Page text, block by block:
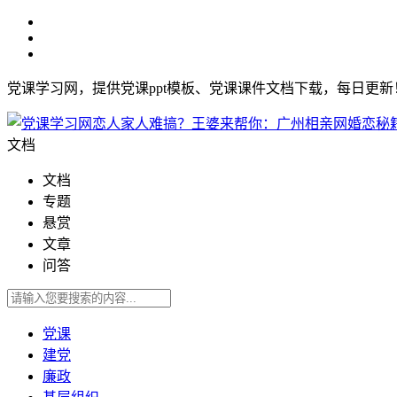
党课学习网，提供党课ppt模板、党课课件文档下载，每日更新
文档
文档
专题
悬赏
文章
问答
党课
建党
廉政